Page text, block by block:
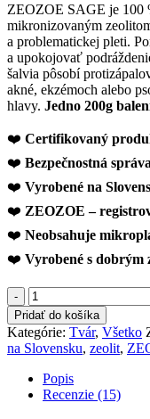
ZEOZOE SAGE je 100
mikronizovaným
a problematickej pleti.
a upokojovať
šalvia pôsobí
akné, ekzémoch alebo
hlavy. Jedno 200g
❤️ Certifikovaný
❤️ Bezpečnostná správa
❤️ Vyrobené na
❤️ ZEOZOE –
❤️ Neobsahuje
❤️ Vyrobené s dobrým
množstvo
ZEOZOE
Pleťová
maska
Sage
Pridať do košíka
Kategórie: Tvár, Všetko
na Slovensku, zeolit,
Popis
Recenzie (15)